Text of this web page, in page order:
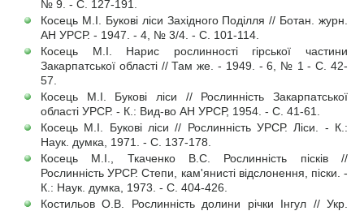
№ 9. - С. 127-191.
Косець М.І. Букові ліси Західного Поділля // Ботан. журн.
АН УРСР. - 1947. - 4, № 3/4. - С. 101-114.
Косець М.І. Нарис рослинності гірської частини
Закарпатської області // Там же. - 1949. - 6, № 1 - С. 42-
57.
Косець М.І. Букові ліси // Рослинність Закарпатської
області УРСР. - К.: Вид-во АН УРСР, 1954. - С. 41-61.
Косець М.І. Букові ліси // Рослинність УРСР. Ліси. - К.:
Наук. думка, 1971. - С. 137-178.
Косець М.І., Ткаченко В.С. Рослинність пісків //
Рослинність УРСР. Степи, кам'янисті відслонення, піски. -
К.: Наук. думка, 1973. - С. 404-426.
Костильов О.В. Рослинність долини річки Інгул // Укр.